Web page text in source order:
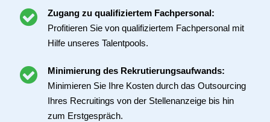
Zugang zu qualifiziertem Fachpersonal:
Profitieren Sie von qualifiziertem Fachpersonal mit
Hilfe unseres Talentpools.
Minimierung des Rekrutierungsaufwands:
Minimieren Sie Ihre Kosten durch das Outsourcing
Ihres Recruitings von der Stellenanzeige bis hin
zum Erstgespräch.